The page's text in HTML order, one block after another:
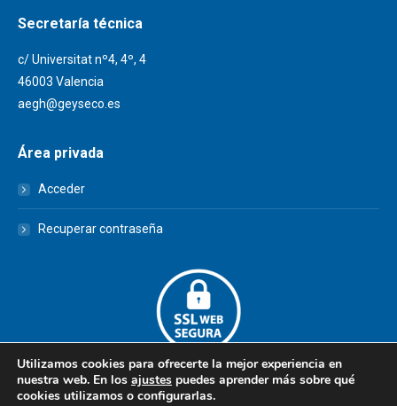
Secretaría técnica
c/ Universitat nº4, 4º, 4
46003 Valencia
aegh@geyseco.es
Área privada
Acceder
Recuperar contraseña
Utilizamos cookies para ofrecerte la mejor experiencia en
nuestra web. En los ajustes puedes aprender más sobre qué
cookies utilizamos o configurarlas.